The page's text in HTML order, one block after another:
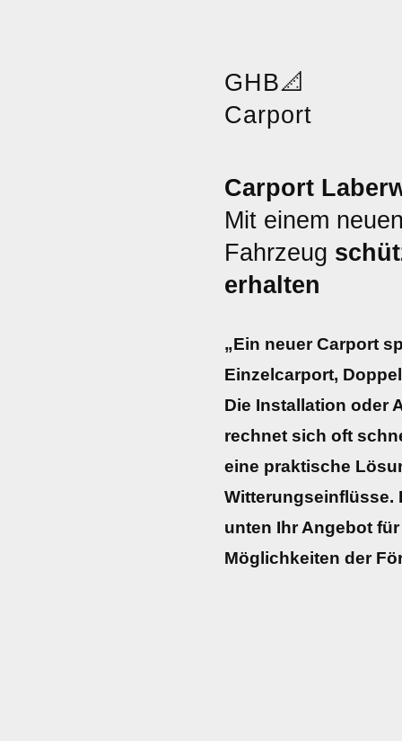
GHB📐
Carport
Carport
Mit einem
Fahrzeug
erhalten
„Ein neuer Carport
Einzelcarport,
Die Installation oder
rechnet sich oft
eine praktische
Witterungseinflüsse.
unten Ihr Angebot
Möglichkeiten der